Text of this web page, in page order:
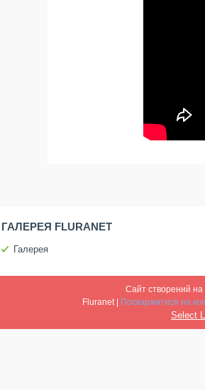
ГАЛЕРЕЯ FLURANET
Галерея
Сайт створений на
Поскаржитися на
Select